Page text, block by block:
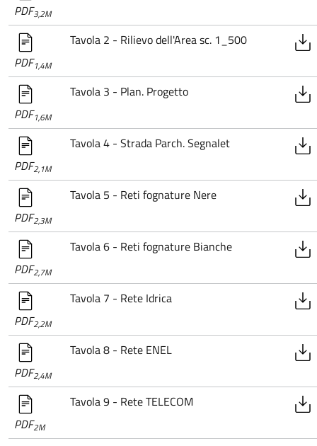
PDF3,2M
PDF1,4M
Tavola 2 - Rilievo dell'Area sc. 1_500
PDF1,6M
Tavola 3 - Plan. Progetto
PDF2,1M
Tavola 4 - Strada Parch. Segnalet
PDF2,3M
Tavola 5 - Reti fognature Nere
PDF2,7M
Tavola 6 - Reti fognature Bianche
PDF2,2M
Tavola 7 - Rete Idrica
PDF2,4M
Tavola 8 - Rete ENEL
PDF2M
Tavola 9 - Rete TELECOM